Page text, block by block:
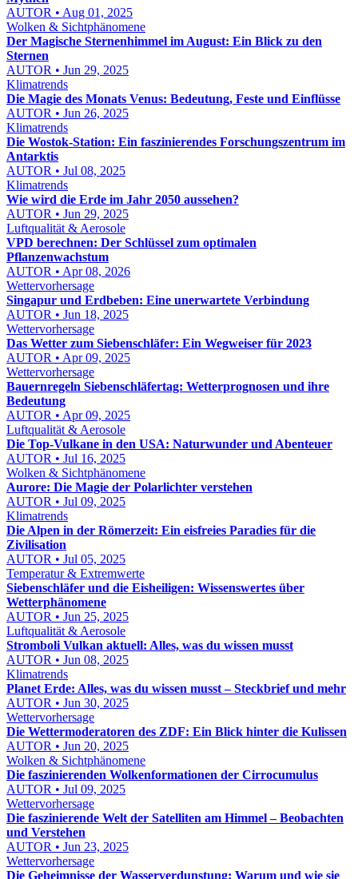
AUTOR • Aug 01, 2025
Wolken & Sichtphänomene
Der Magische Sternenhimmel im August: Ein Blick zu den
Sternen
AUTOR • Jun 29, 2025
Klimatrends
Die Magie des Monats Venus: Bedeutung, Feste und Einflüsse
AUTOR • Jun 26, 2025
Klimatrends
Die Wostok-Station: Ein faszinierendes Forschungszentrum im
Antarktis
AUTOR • Jul 08, 2025
Klimatrends
Wie wird die Erde im Jahr 2050 aussehen?
AUTOR • Jun 29, 2025
Luftqualität & Aerosole
VPD berechnen: Der Schlüssel zum optimalen
Pflanzenwachstum
AUTOR • Apr 08, 2026
Wettervorhersage
Singapur und Erdbeben: Eine unerwartete Verbindung
AUTOR • Jun 18, 2025
Wettervorhersage
Das Wetter zum Siebenschläfer: Ein Wegweiser für 2023
AUTOR • Apr 09, 2025
Wettervorhersage
Bauernregeln Siebenschläfertag: Wetterprognosen und ihre
Bedeutung
AUTOR • Apr 09, 2025
Luftqualität & Aerosole
Die Top-Vulkane in den USA: Naturwunder und Abenteuer
AUTOR • Jul 16, 2025
Wolken & Sichtphänomene
Aurore: Die Magie der Polarlichter verstehen
AUTOR • Jul 09, 2025
Klimatrends
Die Alpen in der Römerzeit: Ein eisfreies Paradies für die
Zivilisation
AUTOR • Jul 05, 2025
Temperatur & Extremwerte
Siebenschläfer und die Eisheiligen: Wissenswertes über
Wetterphänomene
AUTOR • Jun 25, 2025
Luftqualität & Aerosole
Stromboli Vulkan aktuell: Alles, was du wissen musst
AUTOR • Jun 08, 2025
Klimatrends
Planet Erde: Alles, was du wissen musst – Steckbrief und mehr
AUTOR • Jun 30, 2025
Wettervorhersage
Die Wettermoderatoren des ZDF: Ein Blick hinter die Kulissen
AUTOR • Jun 20, 2025
Wolken & Sichtphänomene
Die faszinierenden Wolkenformationen der Cirrocumulus
AUTOR • Jul 09, 2025
Wettervorhersage
Die faszinierende Welt der Satelliten am Himmel – Beobachten
und Verstehen
AUTOR • Jun 23, 2025
Wettervorhersage
Die Geheimnisse der Wasserverdunstung: Warum und wie sie